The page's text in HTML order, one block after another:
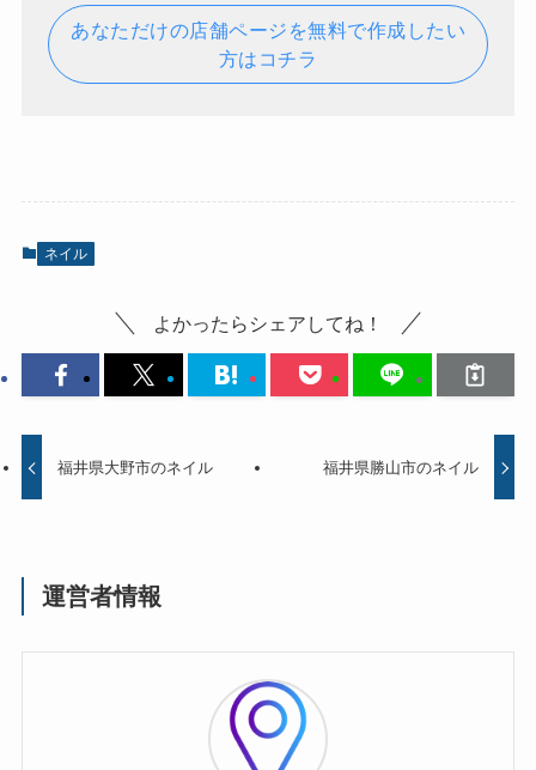
あなただけの店舗ページを無料で作成したい
方はコチラ
ネイル
よかったらシェアしてね！
福井県大野市のネイル 福井県勝山市のネイル
運営者情報